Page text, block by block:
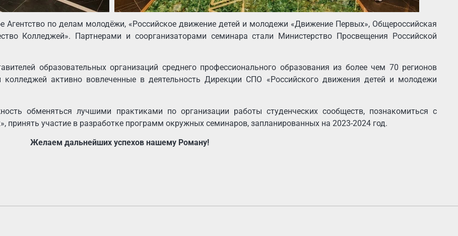
Агентство по делам молодёжи, «Российское движение детей и молодежи «Движение Первых», Общероссийская
Колледжей». Партнерами и соорганизаторами семинара стали Министерство Просвещения Российской
образовательных организаций среднего профессионального образования из более чем 70 регионов
колледжей активно вовлеченные в деятельность Дирекции СПО «Российского движения детей и молодежи
обменяться лучшими практиками по организации работы студенческих сообществ, познакомиться с
участие в разработке программ окружных семинаров, запланированных на 2023-2024 год.
Желаем дальнейших успехов нашему Роману!